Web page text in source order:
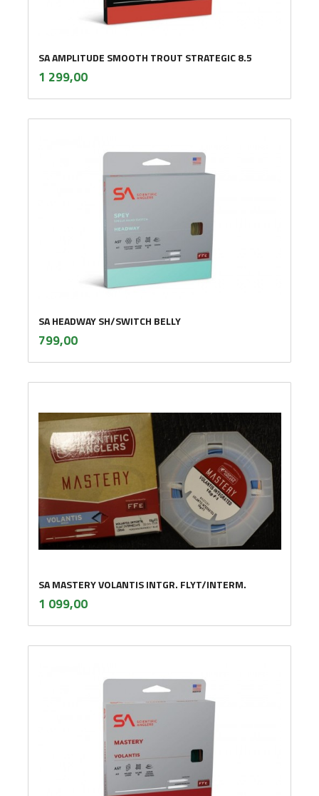
SA AMPLITUDE SMOOTH TROUT STRATEGIC 8.5
Pris
1 299,00mva.
SA HEADWAY SH/SWITCH BELLY
Pris
799,00mva.
SA MASTERY VOLANTIS INTGR. FLYT/INTERM.
Pris
1 099,00mva.